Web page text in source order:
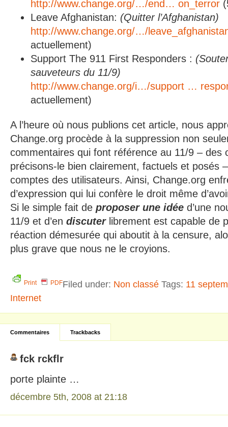
http://www.change.org/…/end… on_terror
Leave Afghanistan: (Quitter l’Afghanistan)
http://www.change.org/…/
actuellement)
Support The 911 First Responders :
sauveteurs du 11/9)
http://www.change.org/i…/support …
actuellement)
A l’heure où nous publions cet article, nous
Change.org procède à la suppression non
commentaires qui font référence au 11/9 – des
précisons-le bien clairement, factuels et posés
comptes des utilisateurs. Ainsi, Change.org
d’expression qui lui confère le droit même
Si le simple fait de proposer une idée d’une
11/9 et d’en discuter librement est capable de
réaction démesurée qui aboutit à la censure,
plus grave que nous ne le croyions.
Print PDFFiled under: Non classé Tags: 11
Internet
Commentaires Trackbacks
fck rckflr
porte plainte …
décembre 5th, 2008 at 21:18